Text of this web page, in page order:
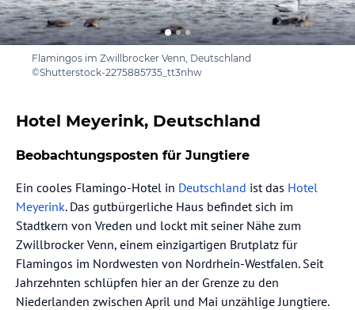
Flamingos im Zwillbrocker Venn, Deutschland
©Shutterstock-2275885735_tt3nhw
Hotel Meyerink, Deutschland
Beobachtungsposten für Jungtiere
Ein cooles Flamingo-Hotel in Deutschland ist das Hotel
Meyerink. Das gutbürgerliche Haus befindet sich im
Stadtkern von Vreden und lockt mit seiner Nähe zum
Zwillbrocker Venn, einem einzigartigen Brutplatz für
Flamingos im Nordwesten von Nordrhein-Westfalen. Seit
Jahrzehnten schlüpfen hier an der Grenze zu den
Niederlanden zwischen April und Mai unzählige Jungtiere.